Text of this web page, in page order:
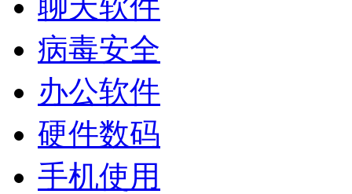
病毒安全
办公软件
硬件数码
手机使用